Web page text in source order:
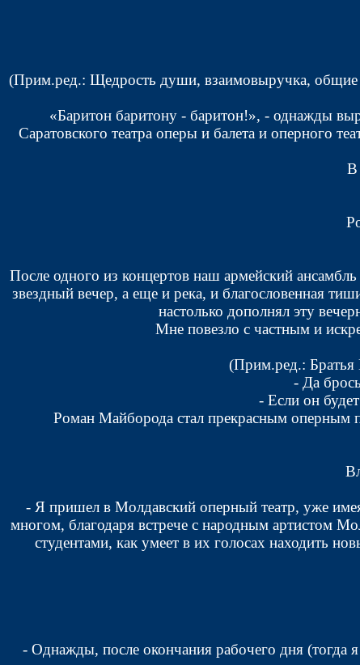
(Прим.ред.: Щедрость души, взаимовыручка, общие
«Баритон баритону - баритон!», - однажды
Саратовского театра оперы и балета и оперного
В
После одного из концертов наш армейский
звездный вечер, а еще и река, и благословенная
настолько дополнял эту
Мне повезло с частным и
(Прим.ред.: Братья
- Да
- Если он
Роман Майборода стал прекрасным оперным
- Я пришел в Молдавский оперный театр, уже
многом, благодаря встрече с народным артистом
студентами, как умеет в их голосах находить
- Однажды, после окончания рабочего дня (тогда